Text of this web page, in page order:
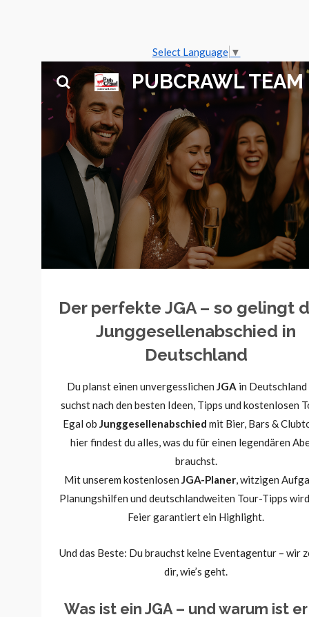
Select Language ▼
springen
PUBCRAWL TEAM
Der perfekte JGA – so gelingt
Junggesellenabschied in
Deutschland
Du planst einen unvergesslichen JGA in Deutschland
suchst nach den besten Ideen, Tipps und kostenlosen
Egal ob Junggesellenabschied mit Bier, Bars &
hier findest du alles, was du für einen legendären
brauchst.
Mit unserem kostenlosen JGA-Planer, witzigen
Planungshilfen und deutschlandweiten Tour-Tipps
Feier garantiert ein Highlight.
Und das Beste: Du brauchst keine Eventagentur – wir
dir, wie’s geht.
Was ist ein JGA – und warum ist